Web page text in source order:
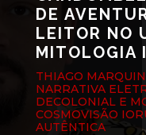
DE
LEITOR NO
MITOLOGIA
THIAGO
NARRATIVA
DECOLONIAL E
COSMOVISÃO
AUTÊNTICA